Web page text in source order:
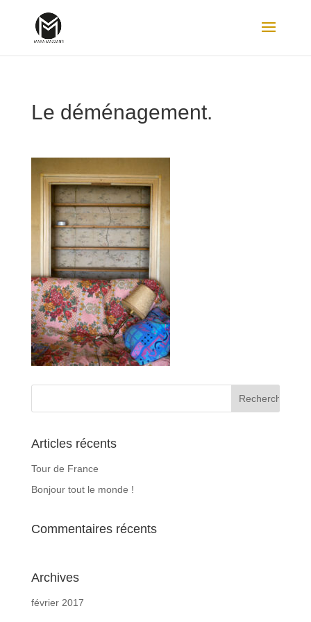
Le déménagement.
Articles récents
Tour de France
Bonjour tout le monde !
Commentaires récents
Archives
février 2017